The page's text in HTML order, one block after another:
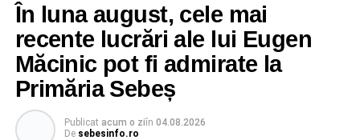
String Symphonic Camp 2026 reunește tineri
instrumentiști din 6 țări, alături de voluntari și foști elevi ai
Liceului de Arte „Regina Maria”, din Alba Iulia, care
participă, timp de o săptămână, la cursuri de
perfecționare, repetiții și activități artistice desfășurate sub
În luna august, cele mai
recente lucrări ale lui Eugen
Măcinic pot fi admirate la
Primăria Sebeș
Publicat acum o ziîn 04.08.2026
De sebesinfo.ro